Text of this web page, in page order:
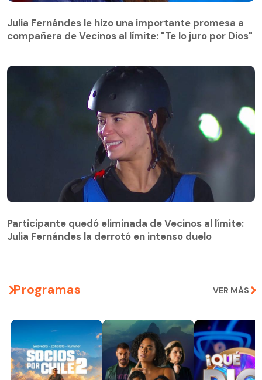
compañera de Vecinos al límite: "Te lo juro por Dios"
Julia Fernándes le hizo una importante promesa a
compañera de Vecinos al límite: "Te lo juro por Dios"
Julia Fernándes la derrotó en intenso duelo
Participante quedó eliminada de Vecinos al límite:
Julia Fernándes la derrotó en intenso duelo
Programas VER MÁS